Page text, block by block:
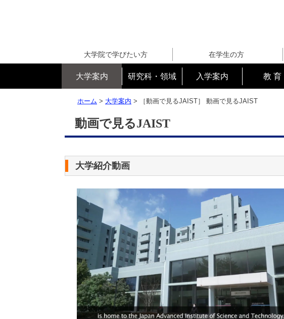
大学院で学びたい方 在学生の方
大学案内 研究科・領域 入学案内 教 育
ホーム > 大学案内 > ［動画で見るJAIST］ 動画で見るJAIST
動画で見るJAIST
大学紹介動画